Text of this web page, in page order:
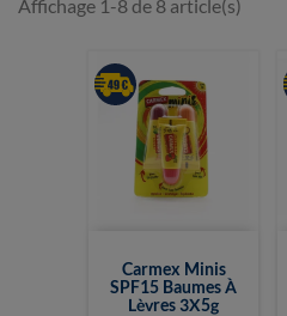
Affichage 1-8 de 8 article(s)
Carmex Minis
SPF15 Baumes À
Lèvres 3X5g